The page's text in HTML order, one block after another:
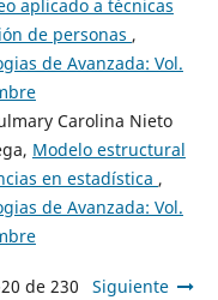
aplicado a técnicas
de personas ,
de Avanzada: Vol.
Carolina Nieto
Modelo estructural
en estadística ,
de Avanzada: Vol.
de 230 Siguiente